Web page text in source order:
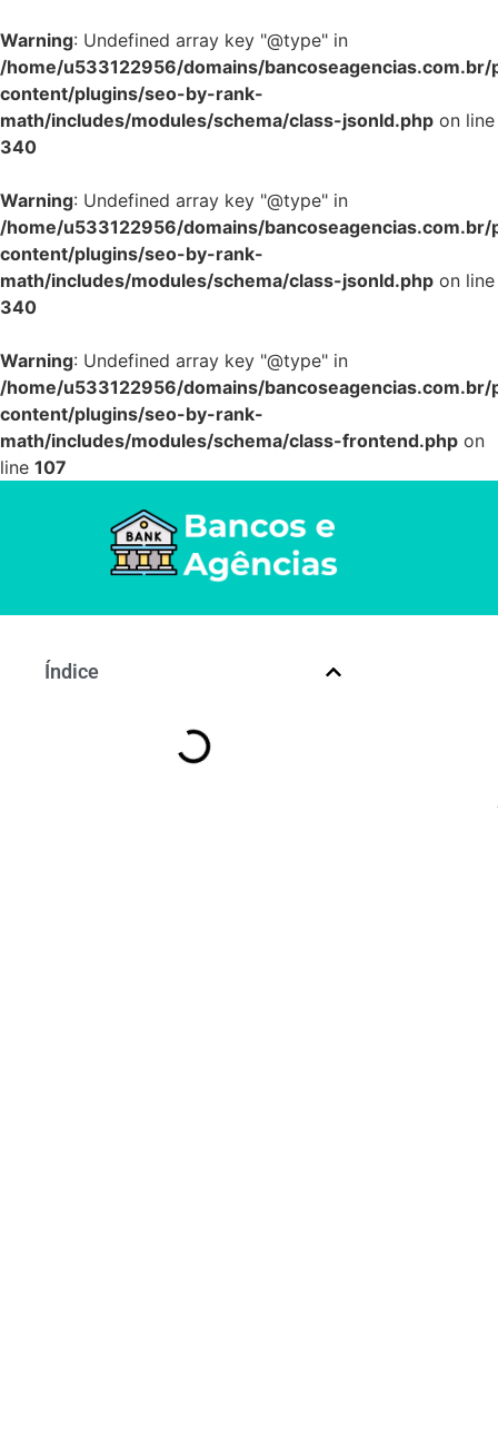
Warning: Undefined array key "@type" in
/home/u533122956/domains/
content/plugins/seo-by-rank-
math/includes/modules/schema/class-jsonld.php on line
340
Warning: Undefined array key "@type" in
/home/u533122956/domains/
content/plugins/seo-by-rank-
math/includes/modules/schema/class-jsonld.php on line
340
Warning: Undefined array key "@type" in
/home/u533122956/domains/
content/plugins/seo-by-rank-
math/includes/modules/schema/class-frontend.php on
line 107
Índice